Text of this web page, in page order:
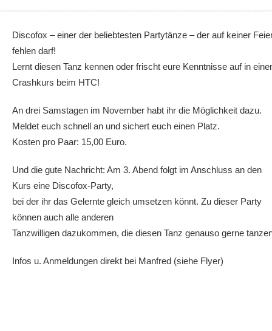
Discofox – einer der beliebtesten Partytänze – der auf keiner
fehlen darf!
Lernt diesen Tanz kennen oder frischt eure Kenntnisse auf in
Crashkurs beim HTC!
An drei Samstagen im November habt ihr die Möglichkeit dazu.
Meldet euch schnell an und sichert euch einen Platz.
Kosten pro Paar: 15,00 Euro.
Und die gute Nachricht: Am 3. Abend folgt im Anschluss an den
Kurs eine Discofox-Party,
bei der ihr das Gelernte gleich umsetzen könnt. Zu dieser Party
können auch alle anderen
Tanzwilligen dazukommen, die diesen Tanz genauso gerne
Infos u. Anmeldungen direkt bei Manfred (siehe Flyer)